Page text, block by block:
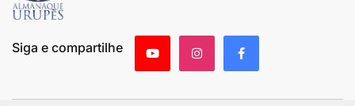
Siga e compartilhe